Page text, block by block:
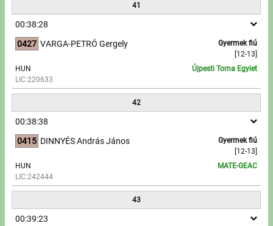
41
00:38:28
0427
Gyermek fiú
[12-13]
VARGA-PETRÓ Gergely
HUN
LIC:220633
Újpesti Torna Egylet
42
00:38:38
0415
Gyermek fiú
[12-13]
DINNYÉS András János
HUN
LIC:242444
MATE-GEAC
43
00:39:23